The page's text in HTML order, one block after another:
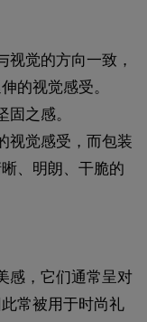
视觉的方向一致，
的视觉感受。
之感。
视觉感受，而包装
、明朗、干脆的
感，它们通常呈对
常被用于时尚礼